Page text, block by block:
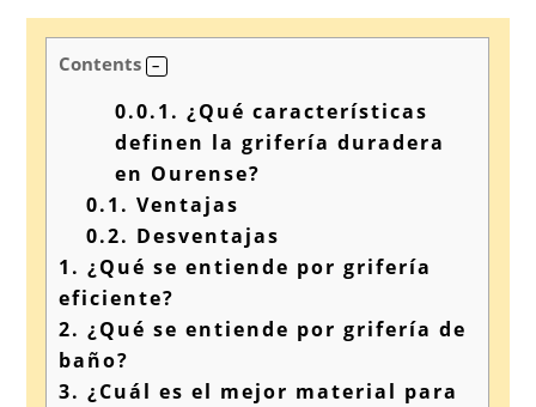
Contents
0.0.1. ¿Qué características
definen la grifería duradera
en Ourense?
0.1. Ventajas
0.2. Desventajas
1. ¿Qué se entiende por grifería
eficiente?
2. ¿Qué se entiende por grifería de
baño?
3. ¿Cuál es el mejor material para